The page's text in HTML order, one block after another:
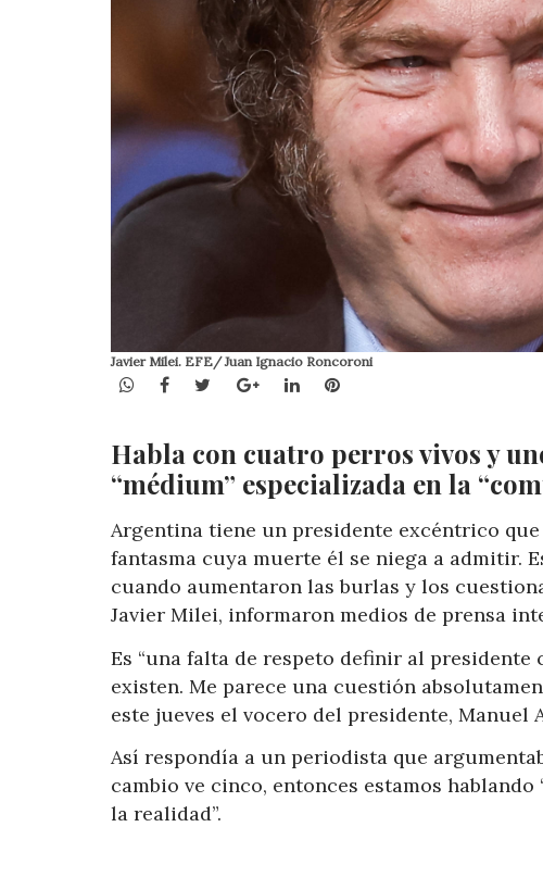
Javier Milei. EFE/ Juan Ignacio Roncoroni
WhatsApp
Facebook
TwitterGoogle+LinkedInPinterest
Habla con cuatro perros vivos y
“médium” especializada en la
Argentina tiene un presidente excéntrico
fantasma cuya muerte él se niega a admitir.
cuando aumentaron las burlas y los
Javier Milei, informaron medios de prensa
Es “una falta de respeto definir al presidente
existen. Me parece una cuestión
este jueves el vocero del presidente, Manuel
Así respondía a un periodista que
cambio ve cinco, entonces estamos
la realidad”.